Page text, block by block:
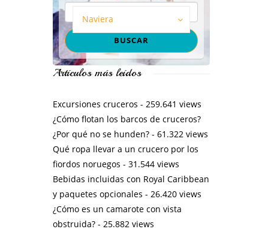
Naviera
Artículos más leídos
Excursiones cruceros - 259.641 views
¿Cómo flotan los barcos de cruceros?
¿Por qué no se hunden?- 61.322 views
Qué ropa llevar a un crucero por los
fiordos noruegos - 31.544 views
Bebidas incluidas con Royal Caribbean
y paquetes opcionales - 26.420 views
¿Cómo es un camarote con vista
obstruida?- 25.882 views